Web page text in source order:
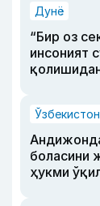
Дунё
“Бир оз
инсоният
Ўзбекистон
боласини
ҳукми